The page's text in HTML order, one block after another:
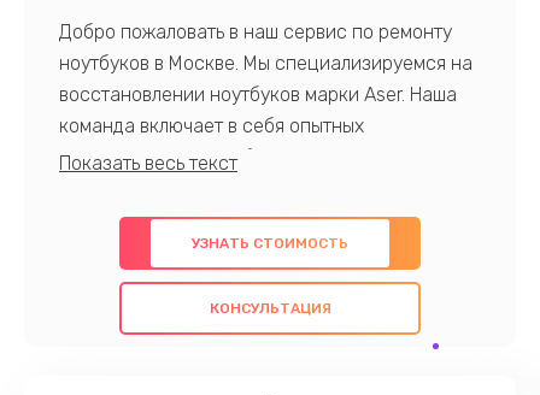
Добро пожаловать в наш сервис по ремонту
ноутбуков в Москве. Мы специализируемся на
восстановлении ноутбуков марки Aser. Наша
команда включает в себя опытных
профессионалов с обширными знаниями и
предлагаем быстрый и качественный ремонт с
использованием оригинальных компонентов, а
также гарантируем качество всех
проведенных работ. Наша цель - предоставить
УЗНАТЬ СТОИМОСТЬ
КОНСУЛЬТАЦИЯ